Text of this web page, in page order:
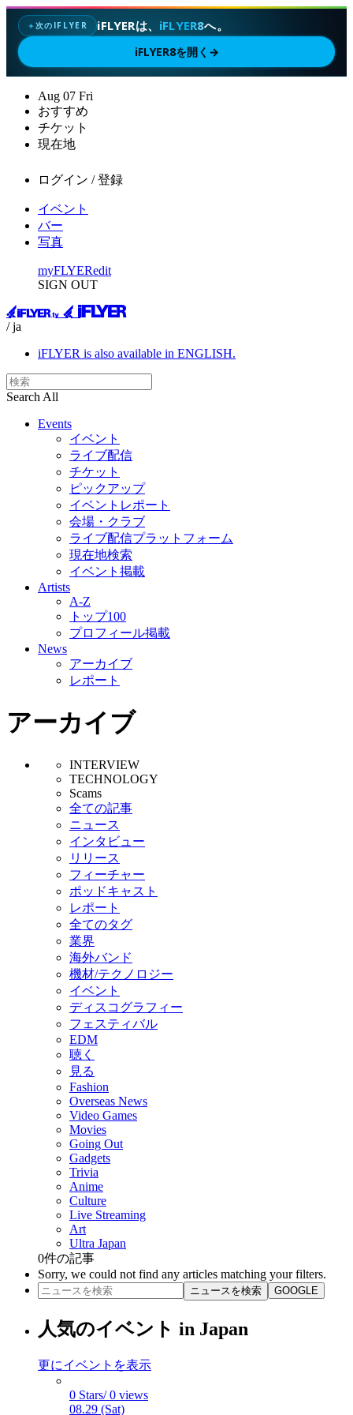
✦次のIFLYER iFLYERは、 iFLYER8へ。
iFLYER8を開く →
Aug 07 Fri
おすすめ
チケット
現在地
ログイン / 登録
イベント
バー
写真
myFLYERedit
SIGN OUT
/ ja
iFLYER is also available in ENGLISH.
Search All
Events
イベント
ライブ配信
チケット
ピックアップ
イベントレポート
会場・クラブ
ライブ配信プラットフォーム
現在地検索
イベント掲載
Artists
A-Z
トップ100
プロフィール掲載
News
アーカイブ
レポート
アーカイブ
INTERVIEW
TECHNOLOGY
Scams
全ての記事
ニュース
インタビュー
リリース
フィーチャー
ポッドキャスト
レポート
全てのタグ
業界
海外バンド
機材/テクノロジー
イベント
ディスコグラフィー
フェスティバル
EDM
聴く
見る
Fashion
Overseas News
Video Games
Movies
Going Out
Gadgets
Trivia
Anime
Culture
Live Streaming
Art
Ultra Japan
0件の記事
Sorry, we could not find any articles matching your filters.
ニュースを検索 GOOGLE
人気のイベント in Japan
更にイベントを表示
0 Stars/ 0 views
08.29 (Sat)